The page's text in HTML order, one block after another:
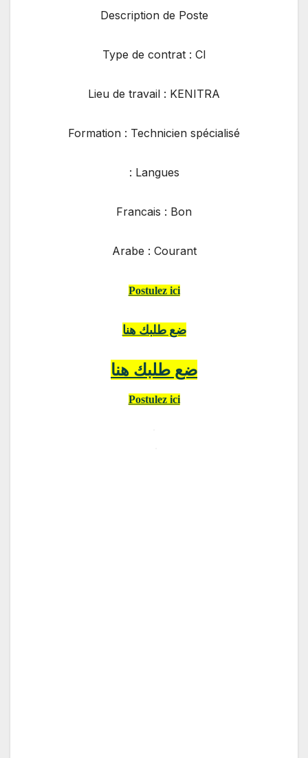
Description de Poste
Type de contrat : CI
Lieu de travail : KENITRA
Formation : Technicien spécialisé
Langues :
Francais : Bon
Arabe : Courant
Postulez ici
ضع طلبك هنا
ضع طلبك هنا
Postulez ici